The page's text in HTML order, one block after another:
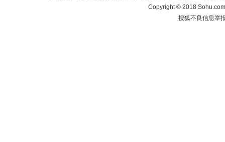
Copyright©2018
搜狐不良信息举